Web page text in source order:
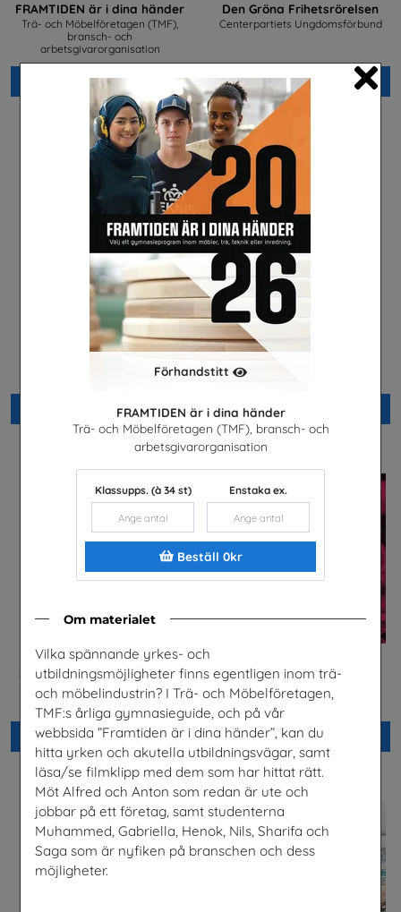
Förhandstitt
FRAMTIDEN är i dina händer
Trä- och Möbelföretagen (TMF), bransch- och
arbetsgivarorganisation
Klassupps. (à 34 st) Enstaka ex.
Beställ 0kr
Om materialet
Vilka spännande yrkes- och
utbildningsmöjligheter finns egentligen inom trä-
och möbelindustrin? I Trä- och Möbelföretagen,
TMF:s årliga gymnasieguide, och på vår
webbsida ”Framtiden är i dina händer”, kan du
hitta yrken och akutella utbildningsvägar, samt
läsa/se filmklipp med dem som har hittat rätt.
Möt Alfred och Anton som redan är ute och
jobbar på ett företag, samt studenterna
Muhammed, Gabriella, Henok, Nils, Sharifa och
Saga som är nyfiken på branschen och dess
möjligheter.
FRAMTIDEN är i dina händer
Trä- och Möbelföretagen (TMF),
bransch- och
arbetsgivarorganisation
Beställ 0kr
Den Gröna Frihetsrörelsen
Centerpartiets Ungdomsförbund
Beställ 0kr
Direkt nr 2/2026
Beställ 0kr
Är du säker? högstadiet,
Beställ 0kr
Säkerhet och järnväg – om
risker med spårspring
Trafikverket
Beställ 0kr
Säkra svar om hiv
Riksförbundet Noaks Ark
Beställ 0kr